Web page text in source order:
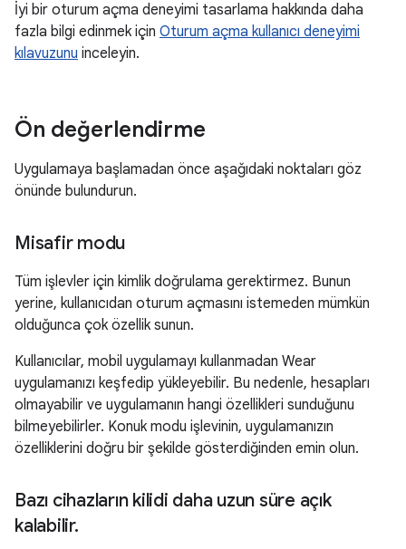
İyi bir oturum açma deneyimi tasarlama hakkında daha
fazla bilgi edinmek için Oturum açma kullanıcı deneyimi
kılavuzunu inceleyin.
Ön değerlendirme
Uygulamaya başlamadan önce aşağıdaki noktaları göz
önünde bulundurun.
Misafir modu
Tüm işlevler için kimlik doğrulama gerektirmez. Bunun
yerine, kullanıcıdan oturum açmasını istemeden mümkün
olduğunca çok özellik sunun.
Kullanıcılar, mobil uygulamayı kullanmadan Wear
uygulamanızı keşfedip yükleyebilir. Bu nedenle, hesapları
olmayabilir ve uygulamanın hangi özellikleri sunduğunu
bilmeyebilirler. Konuk modu işlevinin, uygulamanızın
özelliklerini doğru bir şekilde gösterdiğinden emin olun.
Bazı cihazların kilidi daha uzun süre açık
kalabilir.